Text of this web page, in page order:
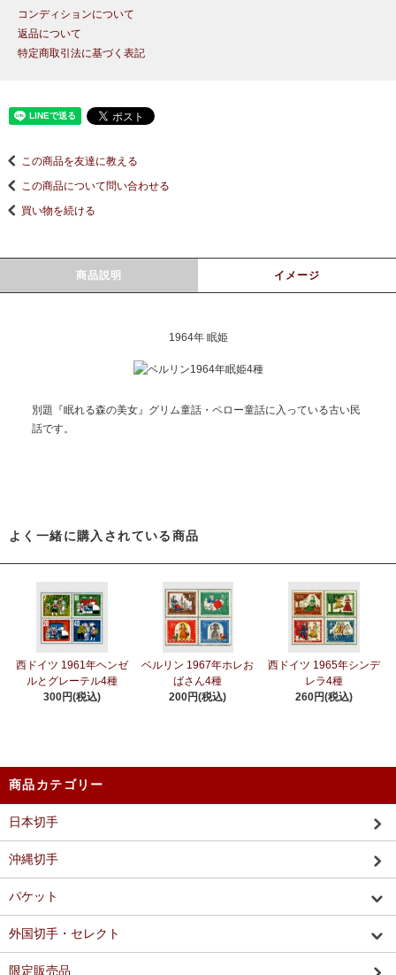
コンディションについて
返品について
特定商取引法に基づく表記
この商品を友達に教える
この商品について問い合わせる
買い物を続ける
商品説明 イメージ
1964年 眠姫
別題『眠れる森の美女』グリム童話・ペロー童話に入っている古い民
話です。
よく一緒に購入されている商品
西ドイツ 1961年ヘンゼ
ルとグレーテル4種
300円(税込)
ベルリン 1967年ホレお
ばさん4種
200円(税込)
西ドイツ 1965年シンデ
レラ4種
260円(税込)
商品カテゴリー
日本切手
沖縄切手
パケット
外国切手・セレクト
限定販売品